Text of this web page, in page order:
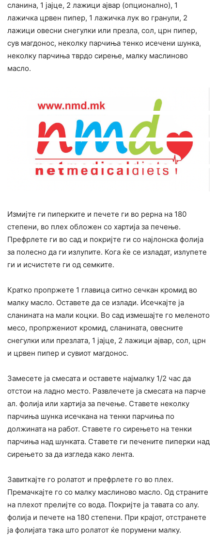
сланина, 1 јајце, 2 лажици ајвар (опционално), 1
лажичка црвен пипер, 1 лажичка лук во гранули, 2
лажици овесни снегулки или презла, сол, црн пипер,
сув магдонос, неколку парчиња тенко исечени шунка,
неколку парчиња тврдо сирење, малку маслиново
масло.
Измијте ги пиперките и печете ги во рерна на 180
степени, во плех обложен со хартија за печење.
Префрлете ги во сад и покријте ги со најлонска фолија
за полесно да ги излупите. Кога ќе се изладат, излупете
ги и исчистете ги од семките.
Кратко пропржете 1 главица ситно сечкан кромид во
малку масло. Оставете да се излади. Исечкајте ја
сланината на мали коцки. Во сад измешајте го меленото
месо, пропржениот кромид, сланината, овесните
снегулки или презлата, 1 јајце, 2 лажици ајвар, сол, црн
и црвен пипер и сувиот магдонос.
Замесете ја смесата и оставете најмалку 1/2 час да
отстои на ладно место. Развлечете ја смесата на парче
ал. фолија или хартија за печење. Ставете неколку
парчиња шунка исечкана на тенки парчиња по
должината на работ. Ставете го сирењето на тенки
парчиња над шунката. Ставете ги печените пиперки над
сирењето за да изгледа како лента.
Завиткајте го ролатот и префрлете го во плех.
Премачкајте го со малку маслиново масло. Од страните
на плехот прелијте со вода. Покријте ја тавата со алу.
фолија и печете на 180 степени. При крајот, отстранете
ја фолијата така што ролатот ќе порумени малку.